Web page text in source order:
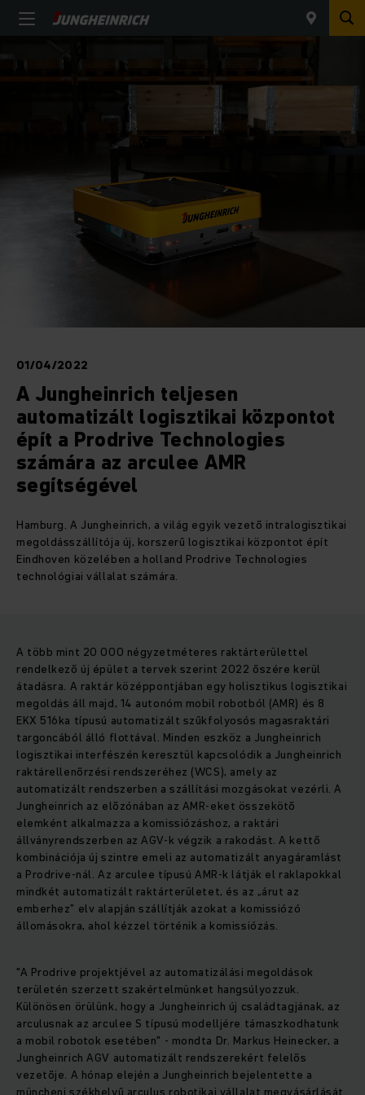
01/04/2022
A Jungheinrich teljesen
automatizált logisztikai központot
épít a Prodrive Technologies
számára az arculee AMR
segítségével
Hamburg. A Jungheinrich, a világ egyik vezető intralogisztikai
megoldásszállítója új, korszerű logisztikai központot épít
Eindhoven közelében a holland Prodrive Technologies
technológiai vállalat számára.
A több mint 20 000 négyzetméteres raktárterülettel
rendelkező új épület a tervek szerint 2022 őszére kerül
átadásra. A raktár középpontjában egy holisztikus logisztikai
megoldás áll majd, 14 autonóm mobil robotból (AMR) és 8
EKX 516ka típusú automatizált szűkfolyosós magasraktári
targoncából álló flottával. Minden eszköz a Jungheinrich
logisztikai interfészén keresztül kapcsolódik a Jungheinrich
raktárellenőrzési rendszeréhez (WCS), amely az
automatizált rendszerben a szállítási mozgásokat vezérli. A
Jungheinrich az előzónában az AMR-eket összekötő
elemként alkalmazza a komissiózáshoz, a raktári
állványrendszerben az AGV-k végzik a rakodást. A kettő
kombinációja új szintre emeli az automatizált anyagáramlást
a Prodrive-nál. Az arculee típusú AMR-k látják el raklapokkal
mindkét automatizált raktárterületet, és az „árut az
emberhez” elv alapján szállítják azokat a komissiózó
állomásokra, ahol kézzel történik a komissiózás.
"A Prodrive projektjével az automatizálási megoldások
területén szerzett szakértelmünket hangsúlyozzuk.
Különösen örülünk, hogy a Jungheinrich új családtagjának, az
arculusnak az arculee S típusú modelljére támaszkodhatunk
a mobil robotok esetében" - mondta Dr. Markus Heinecker, a
Jungheinrich AGV automatizált rendszerekért felelős
vezetője. A hónap elején a Jungheinrich bejelentette a